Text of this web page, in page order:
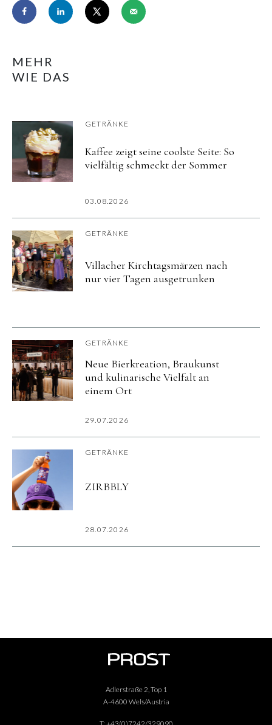
MEHR
WIE DAS
GETRÄNKE
Kaffee zeigt seine coolste Seite: So
vielfältig schmeckt der Sommer
03.08.2026
GETRÄNKE
Villacher Kirchtagsmärzen nach
nur vier Tagen ausgetrunken
GETRÄNKE
Neue Bierkreation, Braukunst
und kulinarische Vielfalt an
einem Ort
29.07.2026
GETRÄNKE
ZIRBBLY
28.07.2026
Adlerstraße 2, Top 1
A-4600 Wels/Austria